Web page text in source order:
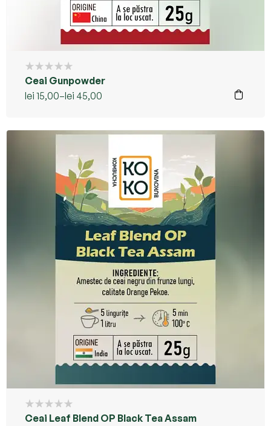
Ceai Gunpowder
lei 15,00–lei 45,00
Ceai Leaf Blend OP Black Tea Assam